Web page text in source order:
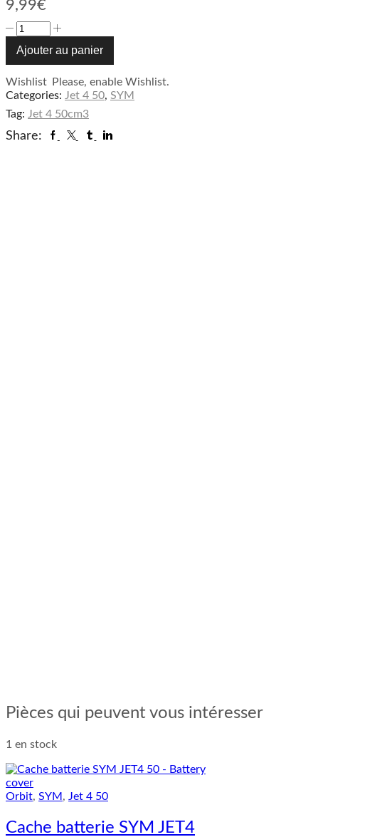
9,99€
quantité
Repose
pied
Gauche
et
Droit
SYM
JET4
Ajouter au panier
Wishlist
Please, enable Wishlist.
Categories: Jet 4 50, SYM
Tag: Jet 4 50cm3
Share:
Pièces qui peuvent vous intéresser
1 en stock
Orbit, SYM , Jet 4 50
Cache batterie SYM JET4